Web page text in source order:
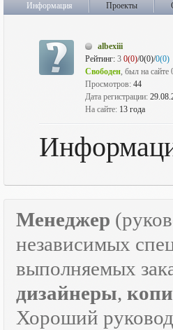
Информация Проекты
albexiii
Рейтинг: 3 0(0)/0(0)/0(0)
Свободен, был на сайте
Просмотров: 44
Дата регистрации:
На сайте: 13 года
Менеджер
независимых
выполняемых
дизайнеры,
Хороший